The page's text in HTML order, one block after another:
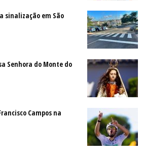
sinalização em São
Senhora do Monte do
Campos na